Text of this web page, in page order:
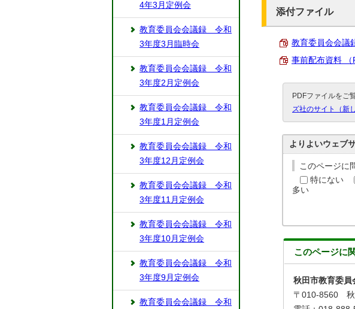
添付ファイル
教育委員会会議
事前配布資料 （
PDFファイルをご
ズ社のサイト（新
よりよいウェブ
このページに
特にない
多い
このページに
秋田市教育委
〒010-8560
4年3月定例会
教育委員会会議録 令和
3年度3月臨時会
教育委員会会議録 令和
3年度2月定例会
教育委員会会議録 令和
3年度1月定例会
教育委員会会議録 令和
3年度12月定例会
教育委員会会議録 令和
3年度11月定例会
教育委員会会議録 令和
3年度10月定例会
教育委員会会議録 令和
3年度9月定例会
教育委員会会議録 令和